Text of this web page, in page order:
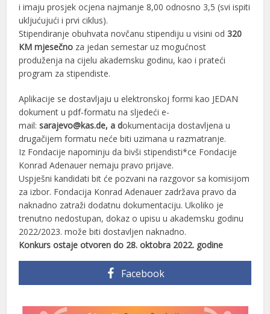
i imaju prosjek ocjena najmanje 8,00 odnosno 3,5 (svi ispiti
ukljućujući i prvi ciklus).
Stipendiranje obuhvata novčanu stipendiju u visini od320
KM mjesečno za jedan semestar uz mogućnost
produženja na cijelu akademsku godinu, kao i prateći
program za stipendiste.
Aplikacije se dostavljaju u elektronskoj formi kao JEDAN
dokument u pdf-formatu na sljedeći e-
mail:sarajevo@kas.de, a dokumentacija dostavljena u
drugačijem formatu neće biti uzimana u razmatranje.
Iz Fondacije napominju da bivši stipendisti*ce Fondacije
Konrad Adenauer nemaju pravo prijave.
Uspješni kandidati bit će pozvani na razgovor sa komisijom
za izbor. Fondacija Konrad Adenauer zadržava pravo da
naknadno zatraži dodatnu dokumentaciju. Ukoliko je
trenutno nedostupan, dokaz o upisu u akademsku godinu
2022/2023. može biti dostavljen naknadno.
Konkurs ostaje otvoren do 28. oktobra 2022. godine
Facebook